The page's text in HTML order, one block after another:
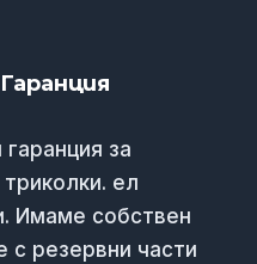
за
ел
Имаме собствен
с резервни части